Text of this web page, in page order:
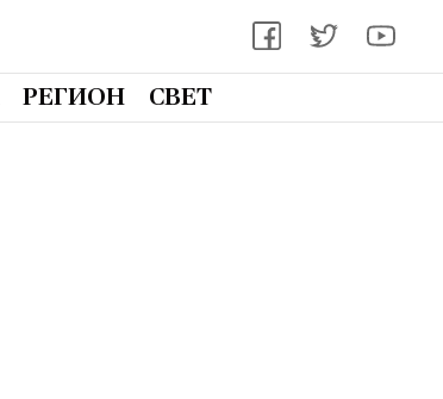
РЕГИОН СВЕТ